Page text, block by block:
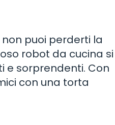
puoi perderti la
robot da cucina si
e sorprendenti. Con
con una torta